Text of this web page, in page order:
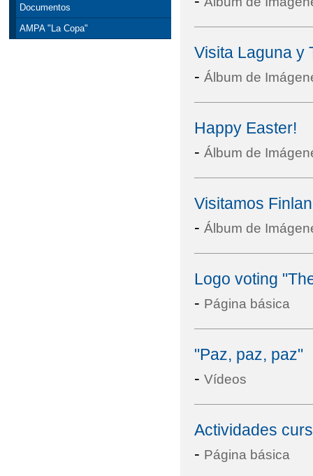
Documentos
AMPA "La Copa"
Visita Laguna y
- Álbum de
Happy Easter!
- Álbum de
Visitamos
- Álbum de
Logo voting
- Página básica
"Paz, paz, paz"
- Vídeos
Actividades
- Página básica